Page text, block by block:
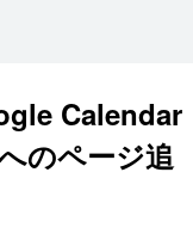
Calendar
のページ追